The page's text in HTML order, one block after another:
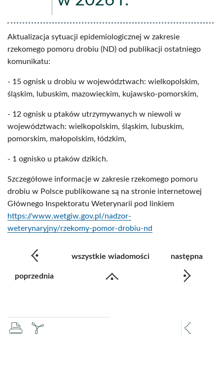
Aktualizacja sytuacji epidemiologicznej w zakresie
rzekomego pomoru drobiu (ND) od publikacji ostatniego
komunikatu:
- 15 ognisk u drobiu w województwach: wielkopolskim,
śląskim, lubuskim, mazowieckim, kujawsko-pomorskim,
- 12 ognisk u ptaków utrzymywanych w niewoli w
województwach: wielkopolskim, śląskim, lubuskim,
pomorskim, małopolskim, łódzkim,
- 1 ognisko u ptaków dzikich.
Szczegółowe informacje w zakresie rzekomego pomoru
drobiu w Polsce publikowane są na stronie internetowej
Głównego Inspektoratu Weterynarii pod linkiem
https://www.wetgiw.gov.pl/nadzor-
weterynaryjny/rzekomy-pomor-drobiu-nd
poprzednia
wszystkie wiadomości następna
drukujzapisz